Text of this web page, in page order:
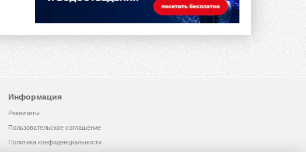
Информация
Реквизиты
Пользовательское соглашение
Политика конфиденциальности